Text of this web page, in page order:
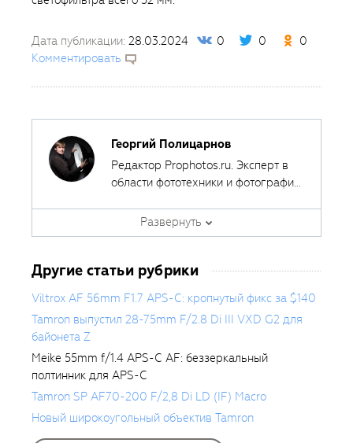
Дата публикации: 28.03.2024 0 0
0
Комментировать
Георгий Полицарнов
Редактор Prophotos.ru. Эксперт в
области фототехники и фотографии,
фотооборудования с 2007 года.
Является автором ряда обучающих
Развернуть
Другие статьи рубрики
Viltrox AF 56mm F1.7 APS-C: кропнутый фикс за $140
Tamron выпустил 28-75mm F/2.8 Di III VXD G2 для
байонета Z
Meike 55mm f/1.4 APS-C AF: беззеркальный
полтинник для APS-C
Tamron SP AF70-200 F/2,8 Di LD (IF) Macro
Новый широкоугольный объектив Tamron